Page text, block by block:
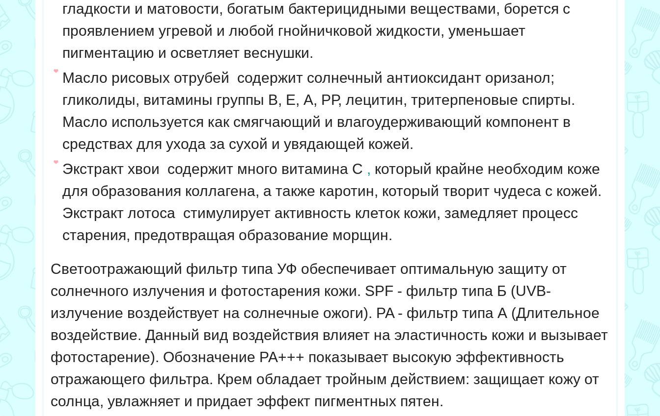
гладкости и матовости, богатым бактерицидными веществами, борется с
проявлением угревой и любой гнойничковой жидкости, уменьшает
пигментацию и осветляет веснушки.
Масло рисовых отрубей содержит солнечный антиоксидант оризанол;
гликолиды, витамины группы В, Е, А, РР, лецитин, тритерпеновые спирты.
Масло используется как смягчающий и влагоудерживающий компонент в
средствах для ухода за сухой и увядающей кожей.
Экстракт хвои содержит много витамина С , который крайне необходим коже
для образования коллагена, а также каротин, который творит чудеса с кожей.
Экстракт лотоса стимулирует активность клеток кожи, замедляет процесс
старения, предотвращая образование морщин.
Светоотражающий фильтр типа УФ обеспечивает оптимальную защиту от
солнечного излучения и фотостарения кожи. SPF - фильтр типа Б (UVB-
излучение воздействует на солнечные ожоги). PA - фильтр типа А (Длительное
воздействие. Данный вид воздействия влияет на эластичность кожи и вызывает
фотостарение). Обозначение PA+++ показывает высокую эффективность
отражающего фильтра. Крем обладает тройным действием: защищает кожу от
солнца, увлажняет и придает эффект пигментных пятен.